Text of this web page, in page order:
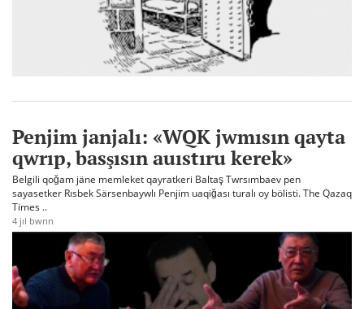
Penjim janjalı: «WQK jwmısın qayta
qwrıp, basşısın auıstıru kerek»
Belgili qoğam jäne memleket qayratkeri Baltaş Twrsımbaev pen
sayasetker Rısbek Särsenbaywlı Penjim uaqiğası turalı oy bölisti. The Qazaq
Times ..
4 jıl bwrın